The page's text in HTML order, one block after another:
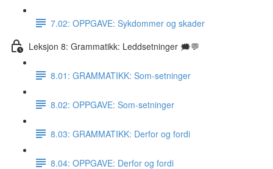
7.02: OPPGAVE: Sykdommer og skader
Leksjon 8: Grammatikk: Leddsetninger 🗯💬
8.01: GRAMMATIKK: Som-setninger
8.02: OPPGAVE: Som-setninger
8.03: GRAMMATIKK: Derfor og fordi
8.04: OPPGAVE: Derfor og fordi